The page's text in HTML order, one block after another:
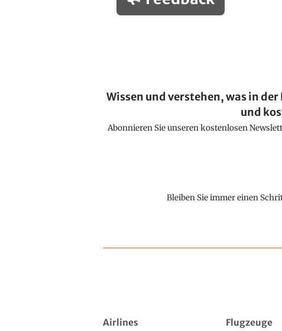
Wissen und verstehen, was in
und
Abonnieren Sie unseren kostenlosen
Bleiben Sie immer einen
Airlines Flugzeuge